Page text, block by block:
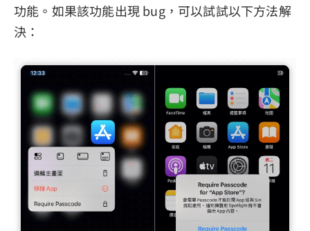
功能。如果該功能出現 bug，可以試試以下方法解
決：